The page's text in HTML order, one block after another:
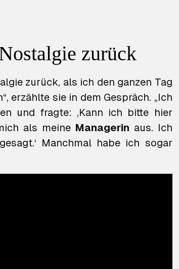
zurück
zurück, als ich den ganzen Tag
erzählte sie in dem Gespräch. „Ich
und fragte: ‚Kann ich bitte hier
als meine Managerin aus. Ich
Manchmal habe ich sogar